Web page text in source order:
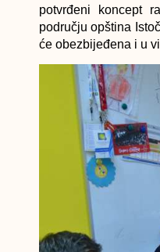
potvrđeni koncept
području opština
će obezbijeđena i u